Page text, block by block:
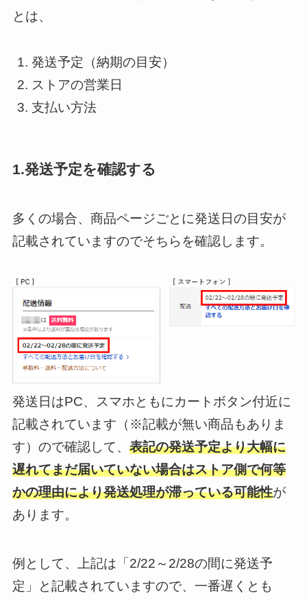
とは、
発送予定（納期の目安）
ストアの営業日
支払い方法
1.発送予定を確認する
多くの場合、商品ページごとに発送日の目安が
記載されていますのでそちらを確認します。
発送日はPC、スマホともにカートボタン付近に
記載されています（※記載が無い商品もありま
す）ので確認して、 表記の発送予定より大幅に
遅れてまだ届いていない場合はストア側で何等
かの理由により発送処理が滞っている可能性が
あります。
例として、上記は「2/22～2/28の間に発送予
定」と記載されていますので、一番遅くとも